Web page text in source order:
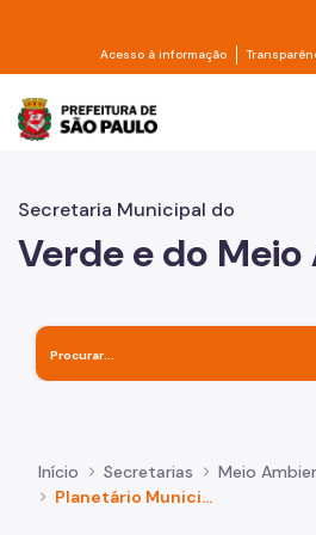
Acesso à informação Divisor de
Prefeitura de
Secretaria Municipal do
Verde e do
Início Secretarias Meio
Planetário Municipal Prof. Acácio Riberi